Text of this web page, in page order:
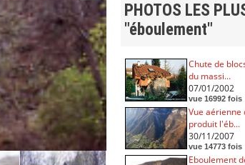
PHOTOS LES
"éboulement"
Chute de
du massi...
07/01/2002
vue 16992 fois
Vue aérienne
produit l'éb...
30/11/2007
vue 14773 fois
Eboulement